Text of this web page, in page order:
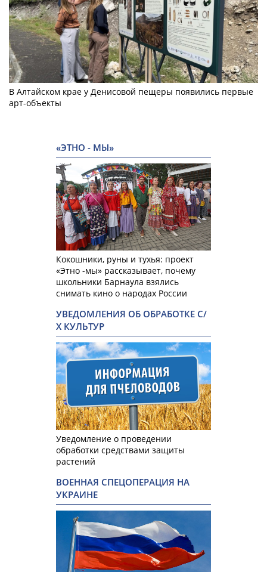
В Алтайском крае у Денисовой пещеры появились первые
арт-объекты
«ЭТНО - МЫ»
Кокошники, руны и тухья: проект
«Этно -мы» рассказывает, почему
школьники Барнаула взялись
снимать кино о народах России
УВЕДОМЛЕНИЯ ОБ ОБРАБОТКЕ С/
Х КУЛЬТУР
Уведомление о проведении
обработки средствами защиты
растений
ВОЕННАЯ СПЕЦОПЕРАЦИЯ НА
УКРАИНЕ